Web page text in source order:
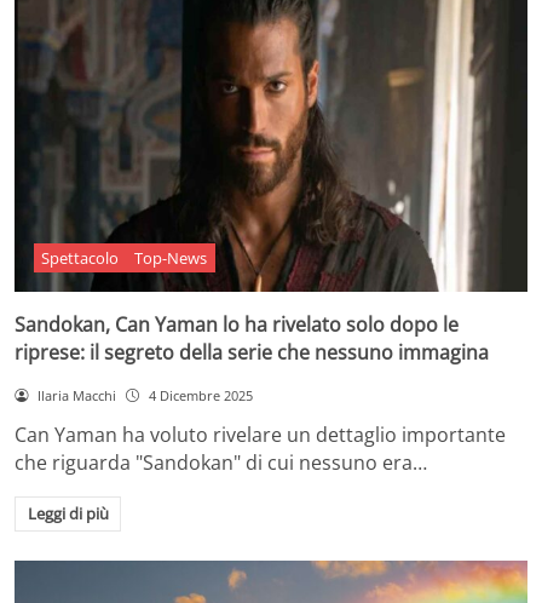
Spettacolo Top-News
Sandokan, Can Yaman lo ha rivelato solo dopo le
riprese: il segreto della serie che nessuno immagina
Ilaria Macchi 4 Dicembre 2025
Can Yaman ha voluto rivelare un dettaglio importante
che riguarda "Sandokan" di cui nessuno era…
Leggi di più